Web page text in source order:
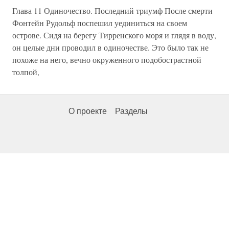
Глава 11 Одиночество. Последний триумф После смерти
Фонтейн Рудольф поспешил уединиться на своем
острове. Сидя на берегу Тирренского моря и глядя в воду,
он целые дни проводил в одиночестве. Это было так не
похоже на него, вечно окруженного подобострастной
толпой,
О проекте Разделы